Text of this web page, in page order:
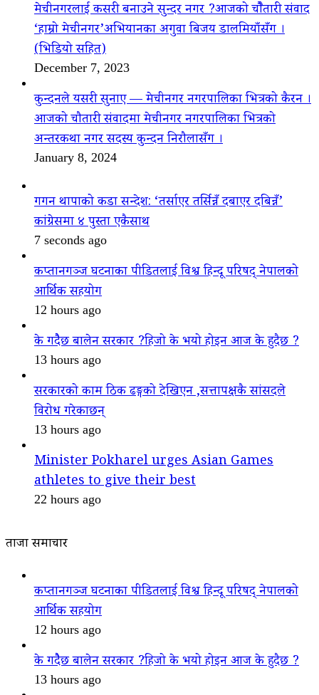
मेचीनगरलाई कसरी बनाउने सुन्दर नगर ?आजको चौैतारी संवाद
‘हाम्रो मेचीनगर’अभियानका अगुवा बिजय डालमियाँसँग ।
(भिडियो सहित)
December 7, 2023
कुन्दनले यसरी सुनाए — मेचीनगर नगरपालिका भित्रको कैरन ।
आजको चौतारी संवादमा मेचीनगर नगरपालिका भित्रको
अन्तरकथा नगर सदस्य कुन्दन निरौलासँग ।
January 8, 2024
गगन थापाको कडा सन्देश: ‘तर्साएर तर्सिन्नँ दबाएर दबिन्नँ’
कांग्रेसमा ४ पुस्ता एकैसाथ
7 seconds ago
कप्तानगञ्ज घटनाका पीडितलाई विश्व हिन्दू परिषद् नेपालको
आर्थिक सहयोग
12 hours ago
के गदैैछ बालेन सरकार ?हिजो के भयो होइन आज के हुदैछ ?
13 hours ago
सरकारको काम ठिक ढङ्गको देखिएन ,सत्तापक्षकै सांसदले
विरोध गरेकाछन्
13 hours ago
Minister Pokharel urges Asian Games
athletes to give their best
22 hours ago
ताजा समाचार
कप्तानगञ्ज घटनाका पीडितलाई विश्व हिन्दू परिषद् नेपालको
आर्थिक सहयोग
12 hours ago
के गदैैछ बालेन सरकार ?हिजो के भयो होइन आज के हुदैछ ?
13 hours ago